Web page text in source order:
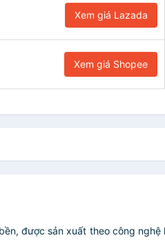
Xem giá Lazada
Xem giá Shopee
được sản xuất theo công